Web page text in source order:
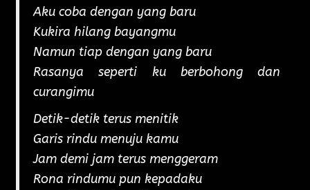
Aku coba dengan yang baru
Kukira hilang bayangmu
Namun tiap dengan yang baru
Rasanya seperti ku berbohong dan
curangimu
Detik-detik terus menitik
Garis rindu menuju kamu
Jam demi jam terus menggeram
Rona rindumu pun kepadaku